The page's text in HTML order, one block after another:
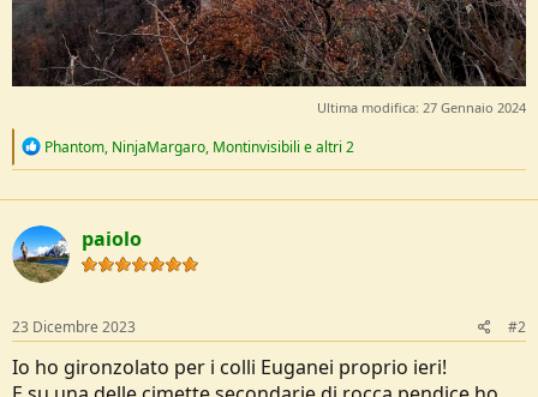
Ultima modifica: 27 Gennaio 2024
R
c
t
i
o
n
:
Phantom, NinjaMargaro, Montinvisibili e altri 2
paiolo
23 Dicembre 2023 #2
Io ho gironzolato per i colli Euganei proprio ieri!